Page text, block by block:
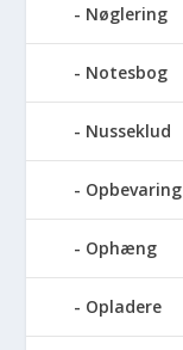
Nøglering
Notesbog
Nusseklud
Opbevaring
Ophæng
Opladere